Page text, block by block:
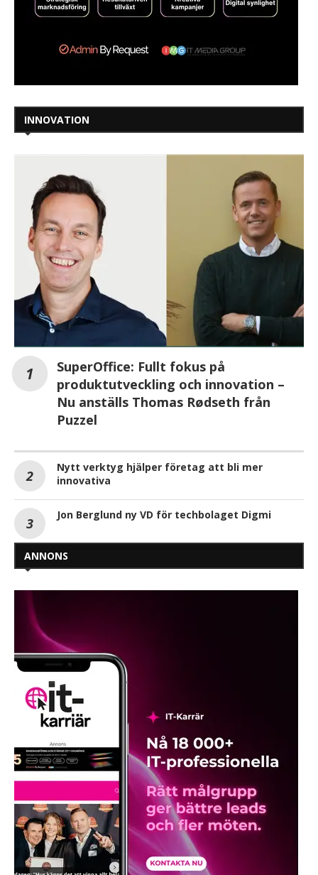
INNOVATION
SuperOffice: Fullt fokus på
produktutveckling och innovation –
Nu anställs Thomas Rødseth från
Puzzel
Nytt verktyg hjälper företag att bli mer
innovativa
Jon Berglund ny VD för techbolaget Digmi
ANNONS